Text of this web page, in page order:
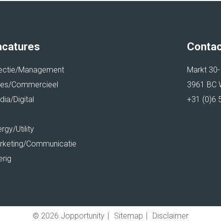
Management
Commercieel
Digital
Utility
Communicatie
Markt
3961 BC
+31 (0)6
© 2026 Jopportunity Sitemap Disclaimer